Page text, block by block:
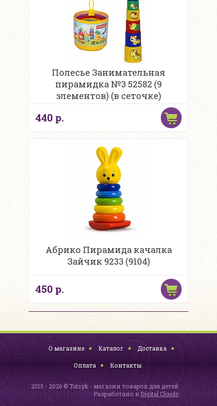
Полесье Занимательная
пирамидка №3 52582 (9
элементов) (в сеточке)
440 р.
Абрико Пирамида качалка
Зайчик 9233 (9104)
450 р.
О магазине Каталог Доставка
Оплата Контакты
2015 - 2026 © Tutsyk - магазин товаров для детей
Разработано в Digital Clouds